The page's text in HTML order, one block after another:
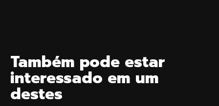
Também pode estar
interessado em um
destes